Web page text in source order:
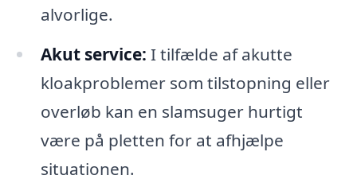
alvorlige.
Akut service: I tilfælde af akutte
kloakproblemer som tilstopning eller
overløb kan en slamsuger hurtigt
være på pletten for at afhjælpe
situationen.